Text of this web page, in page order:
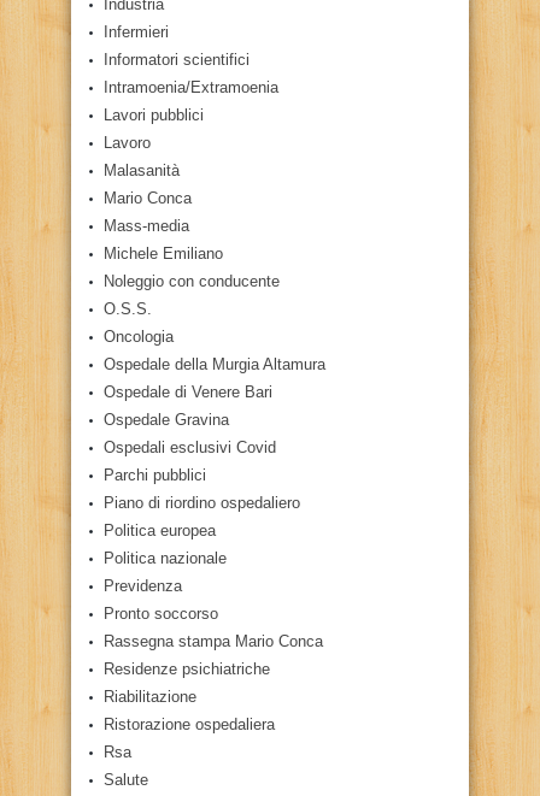
Industria
Infermieri
Informatori scientifici
Intramoenia/Extramoenia
Lavori pubblici
Lavoro
Malasanità
Mario Conca
Mass-media
Michele Emiliano
Noleggio con conducente
O.S.S.
Oncologia
Ospedale della Murgia Altamura
Ospedale di Venere Bari
Ospedale Gravina
Ospedali esclusivi Covid
Parchi pubblici
Piano di riordino ospedaliero
Politica europea
Politica nazionale
Previdenza
Pronto soccorso
Rassegna stampa Mario Conca
Residenze psichiatriche
Riabilitazione
Ristorazione ospedaliera
Rsa
Salute